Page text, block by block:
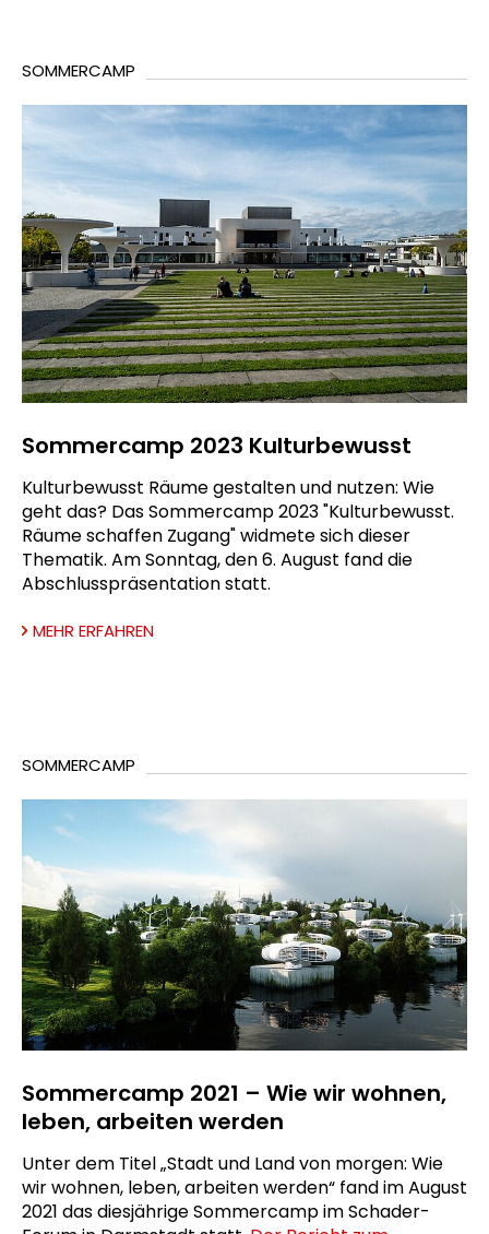
SOMMERCAMP
Sommercamp 2023 Kulturbewusst
Kulturbewusst Räume gestalten und nutzen: Wie
geht das? Das Sommercamp 2023 "Kulturbewusst.
Räume schaffen Zugang" widmete sich dieser
Thematik. Am Sonntag, den 6. August fand die
Abschlusspräsentation statt.
MEHR ERFAHREN
SOMMERCAMP
Sommercamp 2021 – Wie wir wohnen,
leben, arbeiten werden
Unter dem Titel „Stadt und Land von morgen: Wie
wir wohnen, leben, arbeiten werden“ fand im August
2021 das diesjährige Sommercamp im Schader-